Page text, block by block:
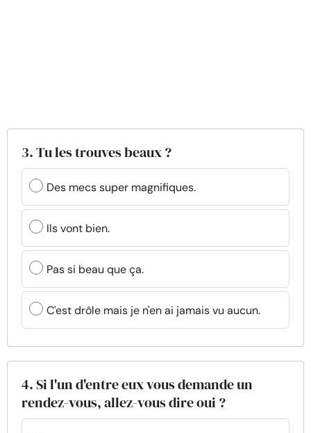
3. Tu les trouves beaux ?
Des mecs super magnifiques.
Ils vont bien.
Pas si beau que ça.
C'est drôle mais je n'en ai jamais vu aucun.
4. Si l'un d'entre eux vous demande un
rendez-vous, allez-vous dire oui ?